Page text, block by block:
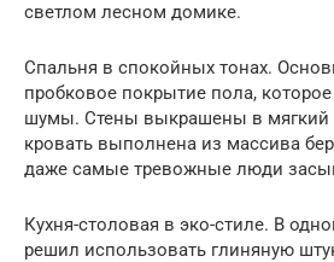
светлом лесном домике.
Спальня в спокойных тонах.
пробковое покрытие пола, которое
шумы. Стены выкрашены в мягкий
кровать выполнена из массива
даже самые тревожные люди
Кухня-столовая в эко-стиле. В
решил использовать глиняную